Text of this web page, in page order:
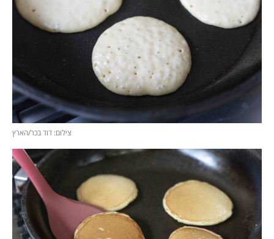
צילום: דוד בכר/הארץ